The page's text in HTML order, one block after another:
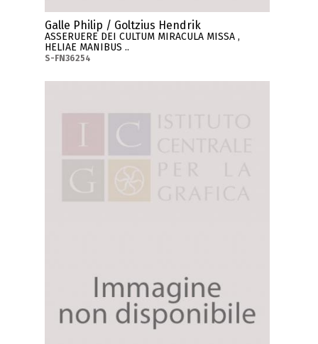
Galle Philip / Goltzius Hendrik
ASSERUERE DEI CULTUM MIRACULA MISSA ,
HELIAE MANIBUS ..
S-FN36254